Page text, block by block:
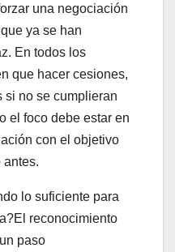
una negociación
ya se han
En todos los
que hacer cesiones,
si no se cumplieran
el foco debe estar en
con el objetivo
antes.
lo suficiente para
reconocimiento
paso